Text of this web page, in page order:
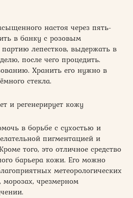
настоя через пять-
в банку с розовым
лепестков, выдержать в
после чего процедить.
Хранить его нужно в
стекла.
и регенерирует кожу
в борьбе с сухостью и
пигментацией и
того, это отличное средство
барьера кожи. Его можно
метеорологических
морозах, чрезмерном